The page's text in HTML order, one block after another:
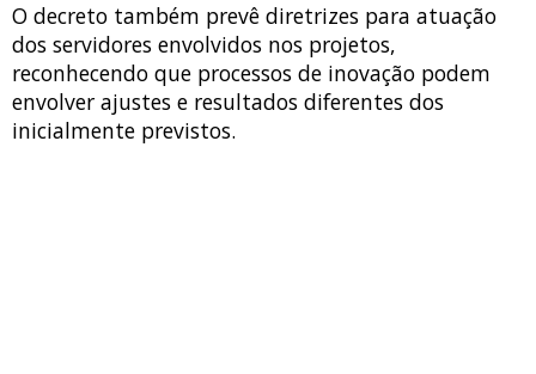
O decreto também prevê diretrizes para atuação
dos servidores envolvidos nos projetos,
reconhecendo que processos de inovação podem
envolver ajustes e resultados diferentes dos
inicialmente previstos.